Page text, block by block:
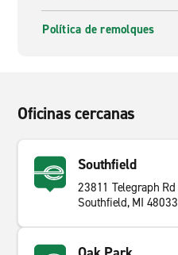
Política de remolques
Oficinas cercanas
Southfield
23811 Telegraph Rd
Southfield, MI 48033